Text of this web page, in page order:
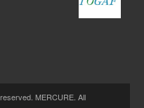
MERCURE. All